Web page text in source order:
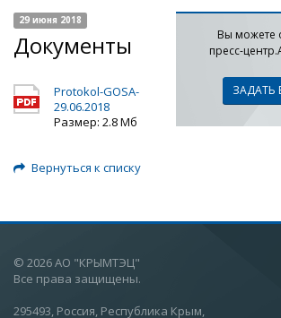
Вы можете
пресс-
ЗАДАТЬ
29 июня 2018
Документы
Protokol-GOSA-
29.06.2018
Размер: 2.8 Мб
Вернуться к списку
© 2026 АО "КРЫМТЭЦ"
Все права защищены.
295493, Россия, Республика Крым,